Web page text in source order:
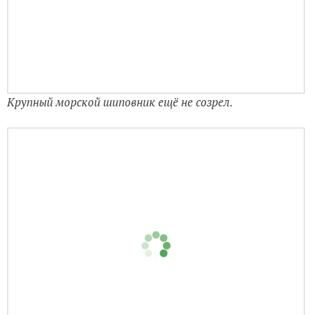
Если абстрагироваться от дороги, то вокруг